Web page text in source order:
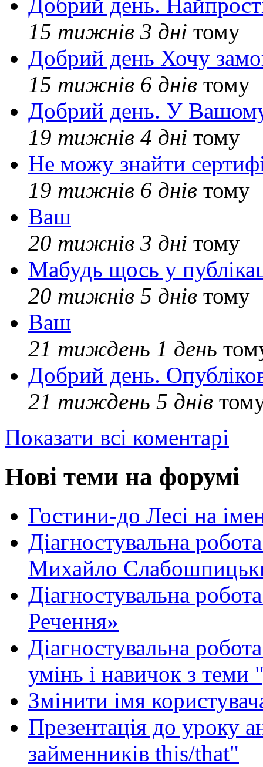
15 тижнів 3 дні тому
Добрий день Хочу
15 тижнів 6 днів тому
Добрий день. У Вашому
19 тижнів 4 дні тому
Не можу знайти
19 тижнів 6 днів тому
Ваш
20 тижнів 3 дні тому
Мабудь щось у
20 тижнів 5 днів тому
Ваш
21 тиждень 1 день
Добрий день.
21 тиждень 5 днів
Показати всі коментарі
Нові теми на форумі
Гостини-до Лесі на
Діагностувальна
Михайло
Діагностувальна
Речення»
Діагностувальна
умінь і навичок з теми
Змінити імя
Презентація до уроку
займенників this/that"